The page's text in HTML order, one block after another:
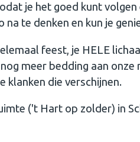
je het goed kunt
te denken en kun je
feest, je HELE
meer bedding aan onze
klanken die verschijnen.
('t Hart op zolder) in